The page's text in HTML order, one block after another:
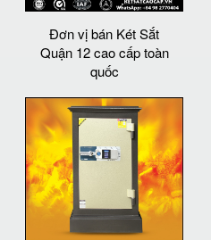
Đơn vị bán Két Sắt
Quận 12 cao cấp toàn
quốc